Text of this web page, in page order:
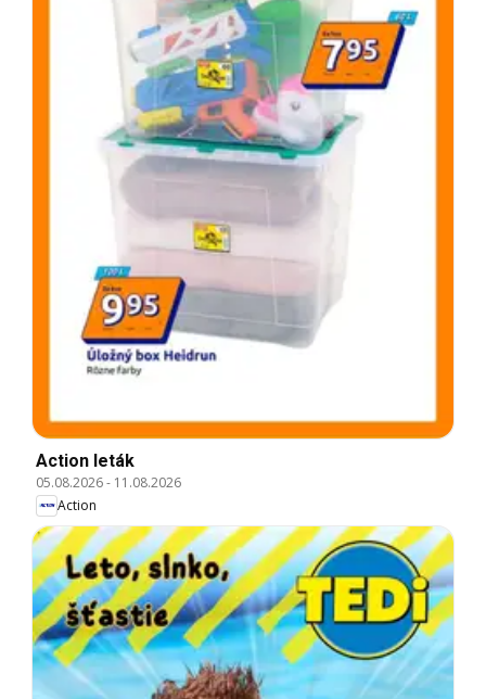
Action leták
05.08.2026- 11.08.2026
Action